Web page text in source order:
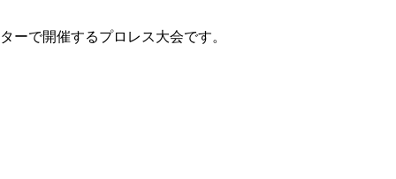
ーで開催するプロレス大会です。